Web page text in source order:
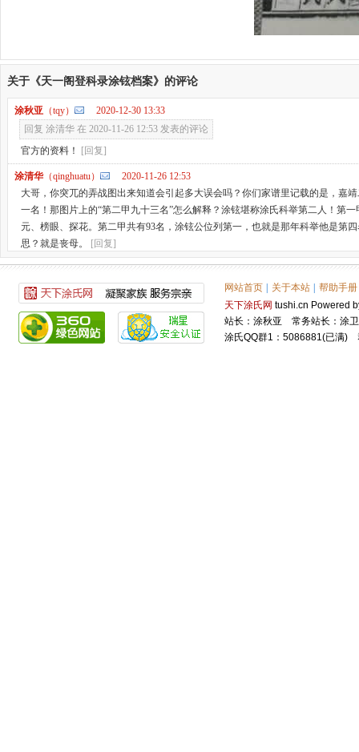
关于《天一阁登科录涂铉档案》的评论
涂秋亚 （tqy）
2020-12-30 13:33
回复 涂清华 在 2020-11-26 12:53 发表的评论
官方的资料！
[回复]
涂清华（qinghuatu）
2020-11-26 12:53
大哥，你突兀的弄战图出来知道会引起多大误会吗？你们家谱里记载的是，嘉
一名！那图片上的“第二甲九十三名”怎么解释？涂铉堪称涂氏科举第二人！第一
元、榜眼、探花。第二甲共有93名，涂铉公位列第一，也就是那年科举他是第
思？就是丧母。
[回复]
网站首页 关于本站
帮助手册
天下涂氏网 tushi.cn Powered
站长：涂秋亚 常务站长：涂
涂氏QQ群1：5086881(已满)